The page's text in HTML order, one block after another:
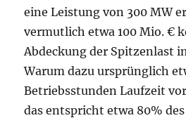
eine Leistung von 300 MW
vermutlich etwa 100 Mio. €
Abdeckung der Spitzenlast
Warum dazu ursprünglich
Betriebsstunden Laufzeit
das entspricht etwa 80%